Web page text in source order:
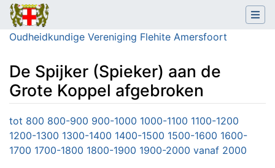
Oudheidkundige Vereniging Flehite Amersfoort
De Spijker (Spieker) aan de
Grote Koppel afgebroken
Ga naar: navigatie ,zoeken
tot 800 800-900 900-1000 1000-1100 1100-1200
1200-1300 1300-1400 1400-1500 1500-1600 1600-
1700 1700-1800 1800-1900 1900-2000 vanaf 2000